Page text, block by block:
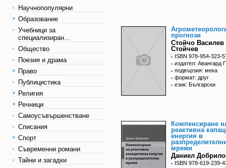
Научнопопулярни
Образование
Учебници за
специализиран...
Общество
Поезия и драма
Право
Публицистика
Религия
Речници
Самоусъвършенстване
Списания
Спорт
Съвременни романи
Тайни и загадки
прогнози
Стойчо Василев
Стойчев
ISBN 978-954-323-
издател: Авангард
подвързия: мека
формат: друг
език: Български
Компенсиране
реактивна
енергия в
мрежи
Даниел
ISBN 978-619-239-